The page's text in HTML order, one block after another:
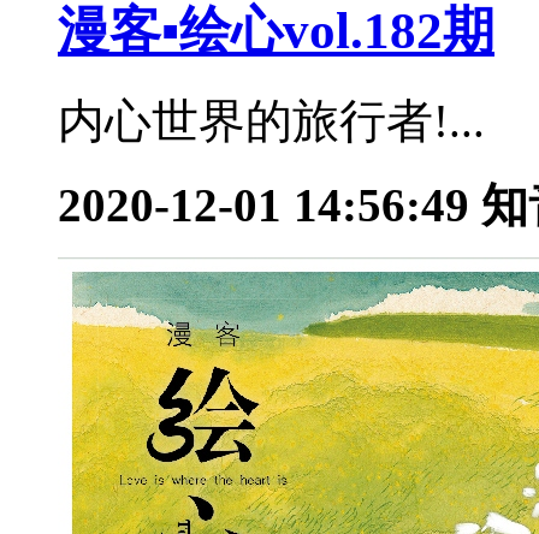
漫客▪绘心vol.182期
内心世界的旅行者!...
2020-12-01 14:56:49